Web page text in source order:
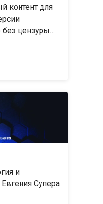
контент для
без цензуры
и
Супера